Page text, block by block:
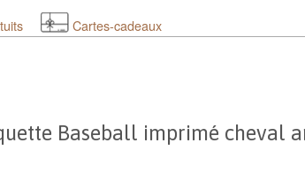
Cartes-cadeaux
Baseball imprimé cheval